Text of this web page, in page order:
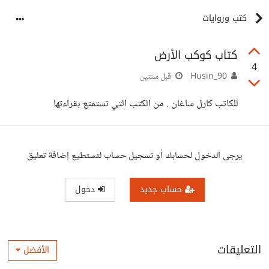
كتب وروايات
4
كتاب كوكب الأرض
قبل سنتين
للكاتب كارل ساغان . من الكتب التي تستمتع بقراءتها
يرجى الدخول لحسابك أو تسجيل حساب لتستطيع إضافة تعليق
حساب جديد دخول
التعليقات الأفضل